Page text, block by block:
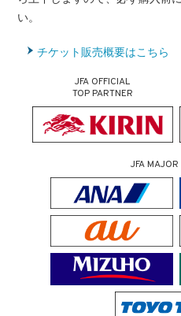
い。
チケット販売概要はこちら
JFA OFFICIAL
TOP PARTNER
JFA MAJOR